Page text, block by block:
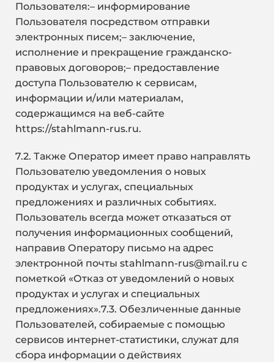
Пользователя:– информирование
Пользователя посредством отправки
электронных писем;– заключение,
исполнение и прекращение гражданско-
правовых договоров;– предоставление
доступа Пользователю к сервисам,
информации и/или материалам,
содержащимся на веб-сайте
https://stahlmann-rus.ru.
7.2. Также Оператор имеет право направлять
Пользователю уведомления о новых
продуктах и услугах, специальных
предложениях и различных событиях.
Пользователь всегда может отказаться от
получения информационных сообщений,
направив Оператору письмо на адрес
электронной почты stahlmann-rus@mail.ru с
пометкой «Отказ от уведомлений о новых
продуктах и услугах и специальных
предложениях».7.3. Обезличенные данные
Пользователей, собираемые с помощью
сервисов интернет-статистики, служат для
сбора информации о действиях